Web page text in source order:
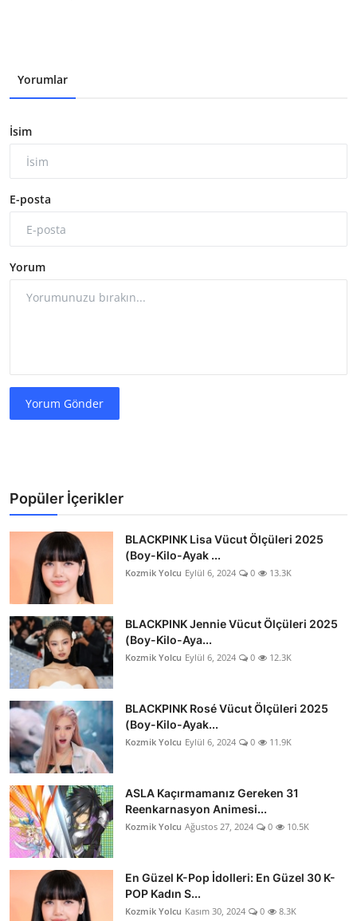
Yorumlar
İsim
E-posta
Yorum
Yorum Gönder
Popüler İçerikler
BLACKPINK Lisa Vücut Ölçüleri 2025
(Boy-Kilo-Ayak ...
Kozmik Yolcu Eylül 6, 2024 0 13.3K
BLACKPINK Jennie Vücut Ölçüleri 2025
(Boy-Kilo-Aya...
Kozmik Yolcu Eylül 6, 2024 0 12.3K
BLACKPINK Rosé Vücut Ölçüleri 2025
(Boy-Kilo-Ayak...
Kozmik Yolcu Eylül 6, 2024 0 11.9K
ASLA Kaçırmamanız Gereken 31
Reenkarnasyon Animesi...
Kozmik Yolcu Ağustos 27, 2024 0 10.5K
En Güzel K-Pop İdolleri: En Güzel 30 K-
POP Kadın S...
Kozmik Yolcu Kasım 30, 2024 0 8.3K